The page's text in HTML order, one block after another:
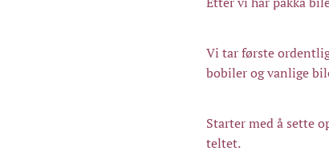
Vi tar første
bobiler og vanlige
Starter med å sette
teltet.